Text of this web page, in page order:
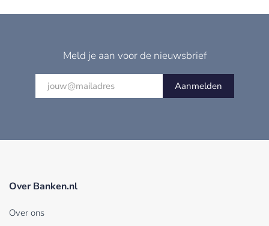
Meld je aan voor de nieuwsbrief
Aanmelden
Over Banken.nl
Over ons